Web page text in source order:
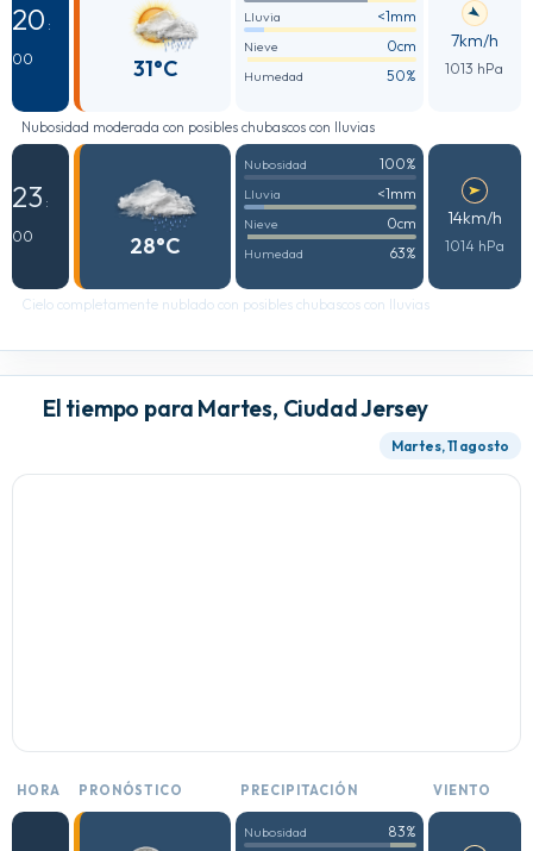
20 :
00
31°C
Lluvia <1mm
Nieve 0cm
Humedad 50%
7km/h
1013 hPa
Nubosidad moderada con posibles chubascos con lluvias
23 :
00
28°C
Nubosidad 100%
Lluvia <1mm
Nieve 0cm
Humedad 63%
14km/h
1014 hPa
Cielo completamente nublado con posibles chubascos con lluvias
El tiempo para Martes, Ciudad Jersey
Martes, 11 agosto
HORA PRONÓSTICO PRECIPITACIÓN VIENTO
Nubosidad 83%